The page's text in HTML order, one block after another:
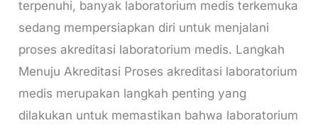
terpenuhi, banyak laboratorium medis terkemuka
sedang mempersiapkan diri untuk menjalani
proses akreditasi laboratorium medis. Langkah
Menuju Akreditasi Proses akreditasi laboratorium
medis merupakan langkah penting yang
dilakukan untuk memastikan bahwa laboratorium